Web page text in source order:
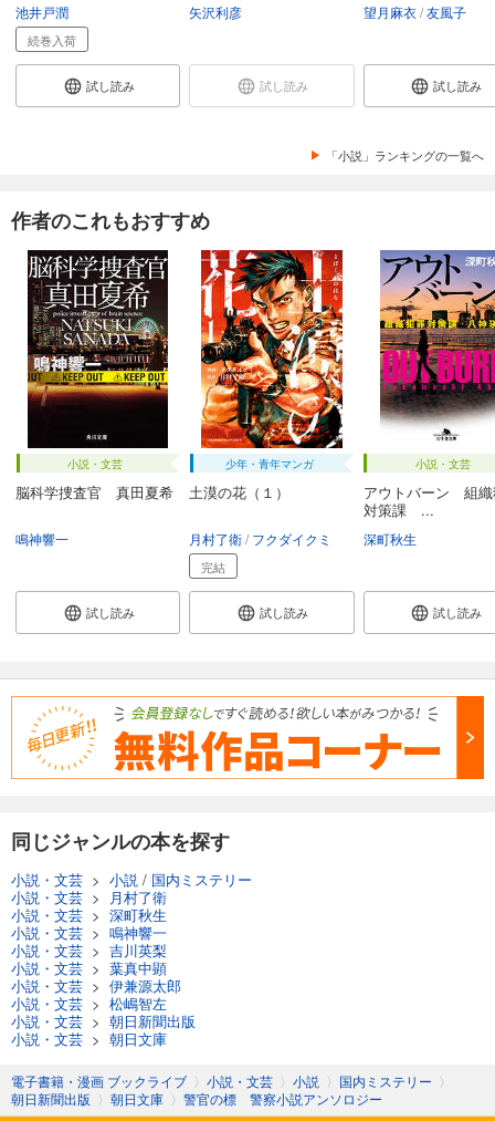
池井戸潤
続巻入荷
試し読み
矢沢利彦
試し読み
望月麻衣 友風子
試し読み
「小説」ランキングの一覧へ
作者のこれもおすすめ
小説・文芸
脳科学捜査官 真田夏希
鳴神響一
試し読み
少年・青年マンガ
土漠の花（１）
月村了衛 フクダイクミ
完結
試し読み
小説・文芸
アウトバーン 組織
対策課 ...
深町秋生
試し読み
同じジャンルの本を探す
小説・文芸 > 小説 / 国内ミステリー
小説・文芸 >
月村了衛
小説・文芸 > 深町秋生
小説・文芸 > 鳴神響一
小説・文芸 > 吉川英梨
小説・文芸 > 葉真中顕
小説・文芸 > 伊兼源太郎
小説・文芸 > 松嶋智左
小説・文芸 > 朝日新聞出版
小説・文芸 > 朝日文庫
電子書籍・漫画 ブックライブ 〉 小説・文芸 〉 小説 〉 国内ミステリー 〉
朝日新聞出版 〉 朝日文庫 〉 警官の標 警察小説アンソロジー